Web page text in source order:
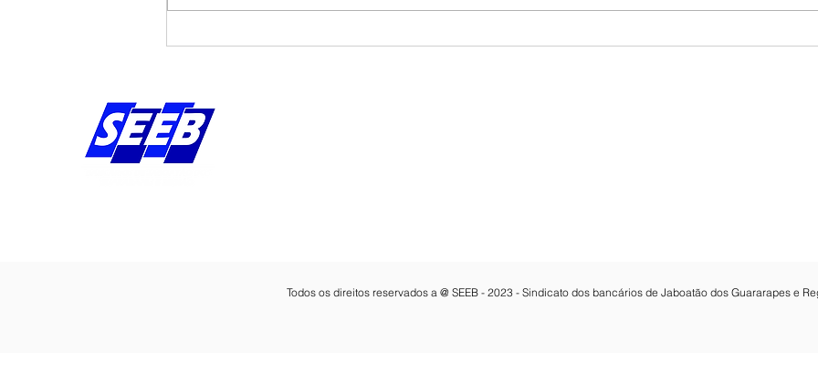
Todos os direitos reservados a @ SEEB - 2023 - Sindicato dos bancários de Jaboatão dos Guararapes e